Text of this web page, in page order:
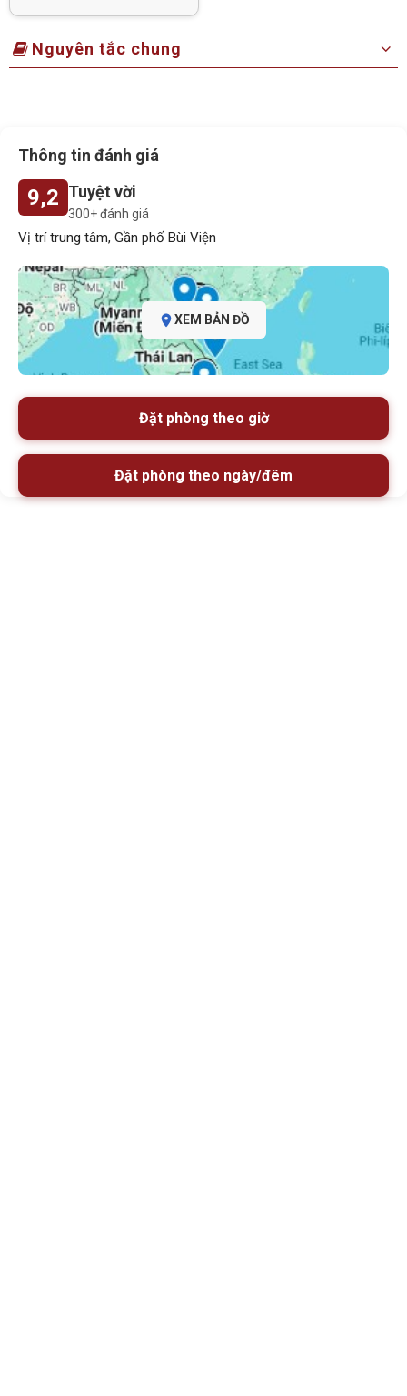
Nguyên tắc chung
Thông tin đánh giá
9,2 Tuyệt vời
300+ đánh giá
Vị trí trung tâm, Gần phố Bùi Viện
XEM BẢN ĐỒ
Đặt phòng theo giờ
Đặt phòng theo ngày/đêm